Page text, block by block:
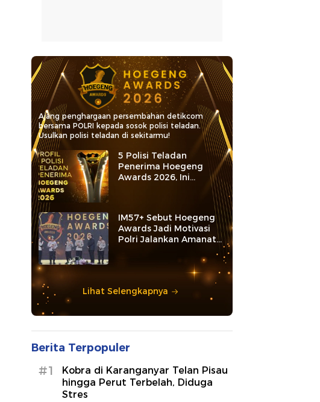
Ajang penghargaan persembahan detikcom
bersama POLRI kepada sosok polisi teladan.
Usulkan polisi teladan di sekitarmu!
5 Polisi Teladan
Penerima Hoegeng
Awards 2026, Ini
Kategori dan Kiprahnya
IM57+ Sebut Hoegeng
Awards Jadi Motivasi
Polri Jalankan Amanat
Lihat Selengkapnya
Berita Terpopuler
#1
Kobra di Karanganyar Telan Pisau
hingga Perut Terbelah, Diduga
Stres